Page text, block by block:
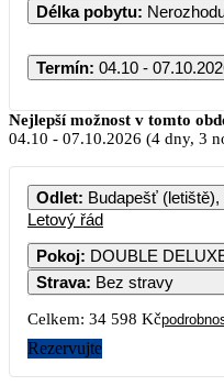
Délka pobytu:
Termín: 04.10 -
PO ÚT ST
5 6
12
6 789
Nejlepší možnost v tomto
04.10 - 07.10.2026 (4 dny, 3
Odlet: Budapešť (letiště),
Letový řád
Pokoj: DOUBLE
Strava: Bez stravy
Celkem: 34 598 Kč
Rezervujte